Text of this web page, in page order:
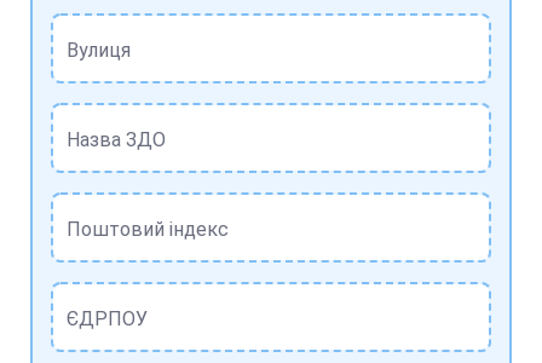
Вулиця
Назва ЗДО
Поштовий індекс
ЄДРПОУ